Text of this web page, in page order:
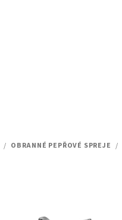
/ OBRANNÉ PEPŘOVÉ SPREJE /